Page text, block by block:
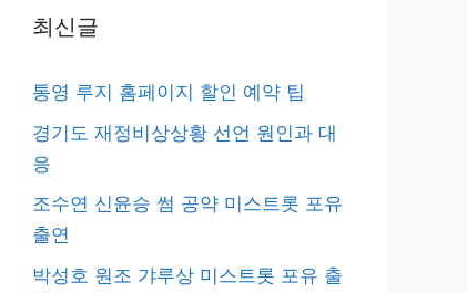
최신글
통영 루지 홈페이지 할인 예약 팁
경기도 재정비상상황 선언 원인과 대
응
조수연 신윤승 썸 공약 미스트롯 포유
출연
박성호 원조 갸루상 미스트롯 포유 출